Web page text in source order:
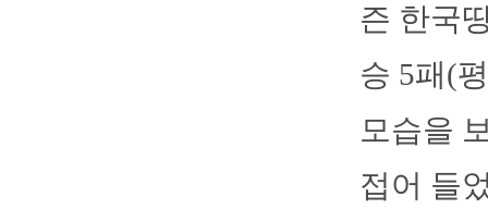
즌 한국
승 5패(
모습을
접어 들